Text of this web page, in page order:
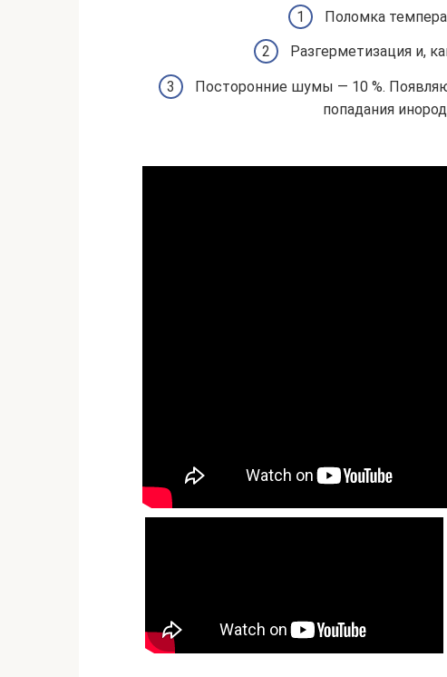
Поломка
Разгерметизация и,
Посторонние шумы — 10 %.
попадания